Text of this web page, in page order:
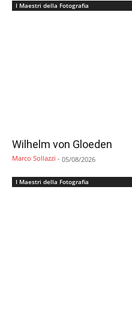
I Maestri della Fotografia
Wilhelm von Gloeden
Marco Sollazzi - 05/08/2026
I Maestri della Fotografia